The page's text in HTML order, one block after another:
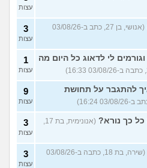
עצות
(אנושי, בן 27, כתב ב-03/08/26
3
עצות
לי לדאוג כל היום מה
1
עצות
להתגבר על תחושת
9
עצות
כך נורא? 3
עצות
(שירה, בת 18, כתבה ב-03/08/26
3
עצות